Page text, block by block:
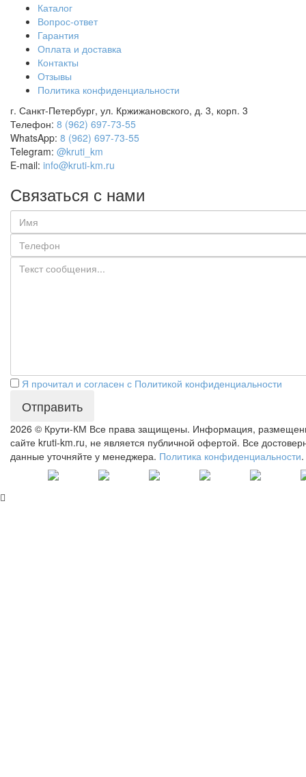
Каталог
Вопрос-ответ
Гарантия
Оплата и доставка
Контакты
Отзывы
Политика конфиденциальности
г. Санкт-Петербург, ул. Кржижановского, д. 3, корп. 3
Телефон: 8 (962) 697-73-55
WhatsApp: 8 (962) 697-73-55
Telegram: @kruti_km
E-mail: info@kruti-km.ru
Связаться с нами
Я прочитал и согласен с Политикой конфиденциальности
Отправить
2026 © Крути-КМ Все права защищены. Информация,
сайте kruti-km.ru, не является публичной офертой. Все
данные уточняйте у менеджера. Политика конфиденциальности.